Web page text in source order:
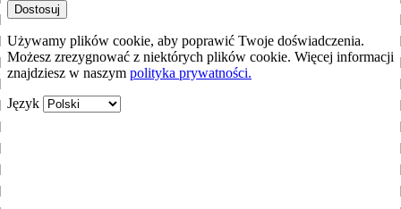
Dostosuj
Używamy plików cookie, aby poprawić Twoje doświadczenia.
Możesz zrezygnować z niektórych plików cookie. Więcej informacji
znajdziesz w naszym polityka prywatności.
Język